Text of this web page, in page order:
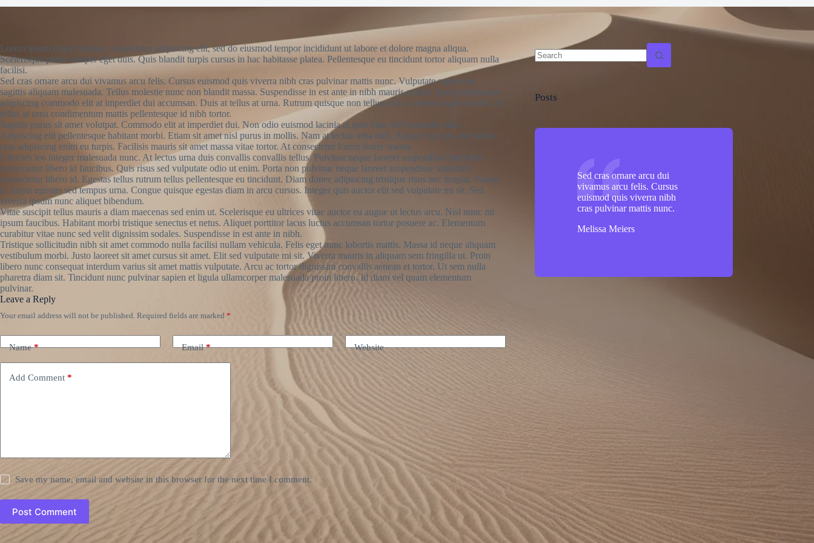
Lorem ipsum dolor sit amet, consectetur adipiscing elit, sed do eiusmod tempor incididunt ut labore et dolore magna aliqua.
Scelerisque purus semper eget duis. Quis blandit turpis cursus in hac habitasse platea. Pellentesque eu tincidunt tortor aliquam nulla
facilisi.
Sed cras ornare arcu dui vivamus arcu felis. Cursus euismod quis viverra nibh cras pulvinar mattis nunc. Vulputate sapien nec
sagittis aliquam malesuada. Tellus molestie nunc non blandit massa. Suspendisse in est ante in nibh mauris cursus. Erat pellentesque
adipiscing commodo elit at imperdiet dui accumsan. Duis at tellus at urna. Rutrum quisque non tellus orci ac auctor augue mauris. At
tellus at urna condimentum mattis pellentesque id nibh tortor.
Sagittis purus sit amet volutpat. Commodo elit at imperdiet dui. Non odio euismod lacinia at quis risus sed vulputate odio.
Adipiscing elit pellentesque habitant morbi. Etiam sit amet nisl purus in mollis. Nam at lectus urna duis. Aliquet eget sit amet tellus
cras adipiscing enim eu turpis. Facilisis mauris sit amet massa vitae tortor. At consectetur lorem donec massa.
Ultricies leo integer malesuada nunc. At lectus urna duis convallis convallis tellus. Pulvinar neque laoreet suspendisse interdum
consectetur libero id faucibus. Quis risus sed vulputate odio ut enim. Porta non pulvinar neque laoreet suspendisse interdum
consectetur libero id. Egestas tellus rutrum tellus pellentesque eu tincidunt. Diam donec adipiscing tristique risus nec feugiat. Fames
ac turpis egestas sed tempus urna. Congue quisque egestas diam in arcu cursus. Integer quis auctor elit sed vulputate mi sit. Sed
viverra ipsum nunc aliquet bibendum.
Vitae suscipit tellus mauris a diam maecenas sed enim ut. Scelerisque eu ultrices vitae auctor eu augue ut lectus arcu. Nisl nunc mi
ipsum faucibus. Habitant morbi tristique senectus et netus. Aliquet porttitor lacus luctus accumsan tortor posuere ac. Elementum
curabitur vitae nunc sed velit dignissim sodales. Suspendisse in est ante in nibh.
Tristique sollicitudin nibh sit amet commodo nulla facilisi nullam vehicula. Felis eget nunc lobortis mattis. Massa id neque aliquam
vestibulum morbi. Justo laoreet sit amet cursus sit amet. Elit sed vulputate mi sit. Viverra mauris in aliquam sem fringilla ut. Proin
libero nunc consequat interdum varius sit amet mattis vulputate. Arcu ac tortor dignissim convallis aenean et tortor. Ut sem nulla
pharetra diam sit. Tincidunt nunc pulvinar sapien et ligula ullamcorper malesuada proin libero. Id diam vel quam elementum
pulvinar.
Leave a Reply
Your email address will not be published. Required fields are marked *
Name* Email* Website
Add Comment *
Save my name, email and website in this browser for the next time I comment.
Post Comment
Posts
Sed cras ornare arcu dui
vivamus arcu felis. Cursus
euismod quis viverra nibh
cras pulvinar mattis nunc.
Melissa Meiers